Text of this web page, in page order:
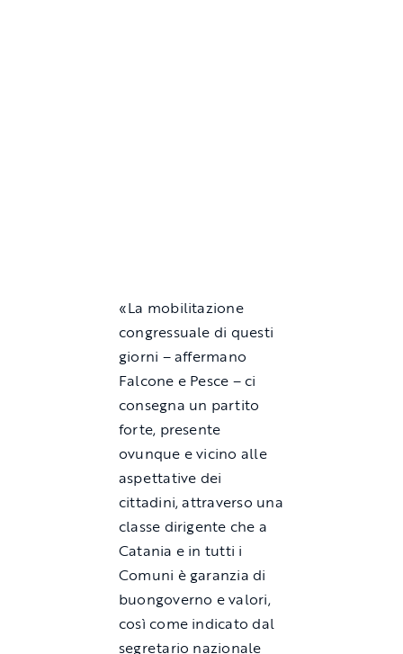
«La mobilitazione
congressuale di questi
giorni – affermano
Falcone e Pesce – ci
consegna un partito
forte, presente
ovunque e vicino alle
aspettative dei
cittadini, attraverso una
classe dirigente che a
Catania e in tutti i
Comuni è garanzia di
buongoverno e valori,
così come indicato dal
segretario nazionale